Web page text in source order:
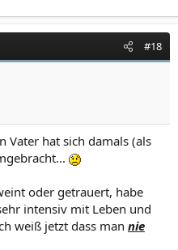
#18
Vater hat sich damals (als
oder getrauert, habe
intensiv mit Leben und
weiß jetzt dass man nie